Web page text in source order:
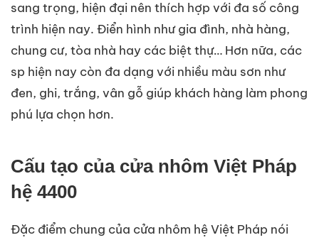
sang trọng, hiện đại nên thích hợp với đa số công
trình hiện nay. Điển hình như gia đình, nhà hàng,
chung cư, tòa nhà hay các biệt thự… Hơn nữa, các
sp hiện nay còn đa dạng với nhiều màu sơn như
đen, ghi, trắng, vân gỗ giúp khách hàng làm phong
phú lựa chọn hơn.
Cấu tạo của cửa nhôm Việt Pháp
hệ 4400
Đặc điểm chung của cửa nhôm hệ Việt Pháp nói